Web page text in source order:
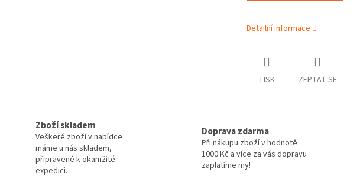
Detailní informace
TISK ZEPTAT SE
Zboží skladem
Veškeré zboží v nabídce
máme u nás skladem,
připravené k okamžité
expedici.
Doprava zdarma
Při nákupu zboží v hodnotě
1000 Kč a více za vás dopravu
zaplatíme my!